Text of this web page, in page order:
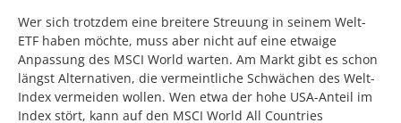
Wer sich trotzdem eine breitere Streuung in seinem Welt-
ETF haben möchte, muss aber nicht auf eine etwaige
Anpassung des MSCI World warten. Am Markt gibt es schon
längst Alternativen, die vermeintliche Schwächen des Welt-
Index vermeiden wollen. Wen etwa der hohe USA-Anteil im
Index stört, kann auf den MSCI World All Countries